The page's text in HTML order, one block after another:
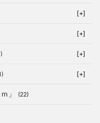
[+]
[+]
[+]
[+]
」 (22)